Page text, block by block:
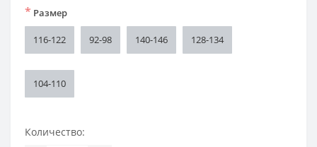
* Размер
116-122 92-98 140-146 128-134
104-110
Количество: